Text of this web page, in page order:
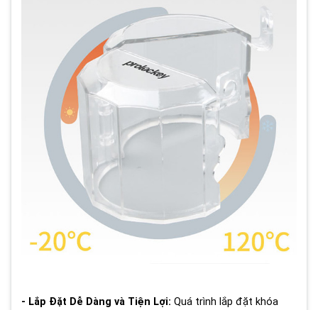
- Lắp Đặt Dễ Dàng và Tiện Lợi: Quá trình lắp đặt khóa